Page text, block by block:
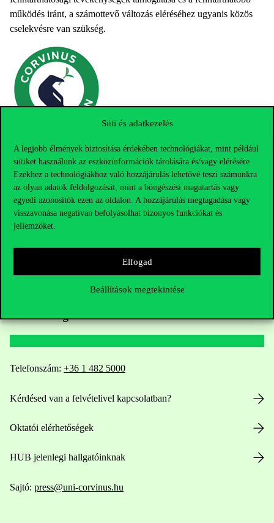
Süti és adatkezelés
A legjobb élmények biztosítása érdekében technológiákat, mint például
sütiket használunk az eszközinformációk tárolására és/vagy elérésére.
Ezekhez a technológiákhoz való hozzájárulás lehetővé teszi számunkra
az olyan adatok feldolgozását, mint a böngészési magatartás vagy
egyedi azonosítók ezen az oldalon. A hozzájárulás megtagadása vagy
visszavonása negatívan befolyásolhat bizonyos funkciókat és
jellemzőket.
Elfogad
Beállítások megtekintése
működés iránt, a számottevő változás eléréséhez ugyanis közös
cselekvésre van szükség.
Elérhetőségek
Telefonszám: +36 1 482 5000
Kérdésed van a felvételivel kapcsolatban?
Oktatói elérhetőségek
HUB jelenlegi hallgatóinknak
Sajtó: press@uni-corvinus.hu